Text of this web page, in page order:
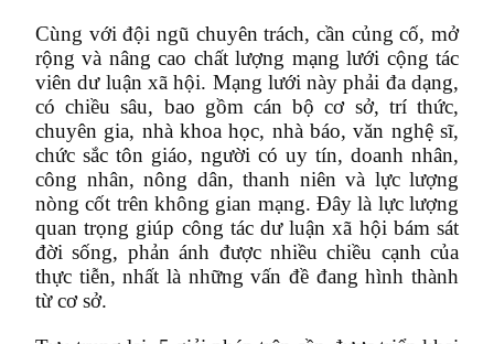
Cùng với đội ngũ chuyên trách, cần củng cố, mở
rộng và nâng cao chất lượng mạng lưới cộng tác
viên dư luận xã hội. Mạng lưới này phải đa dạng,
có chiều sâu, bao gồm cán bộ cơ sở, trí thức,
chuyên gia, nhà khoa học, nhà báo, văn nghệ sĩ,
chức sắc tôn giáo, người có uy tín, doanh nhân,
công nhân, nông dân, thanh niên và lực lượng
nòng cốt trên không gian mạng. Đây là lực lượng
quan trọng giúp công tác dư luận xã hội bám sát
đời sống, phản ánh được nhiều chiều cạnh của
thực tiễn, nhất là những vấn đề đang hình thành
từ cơ sở.